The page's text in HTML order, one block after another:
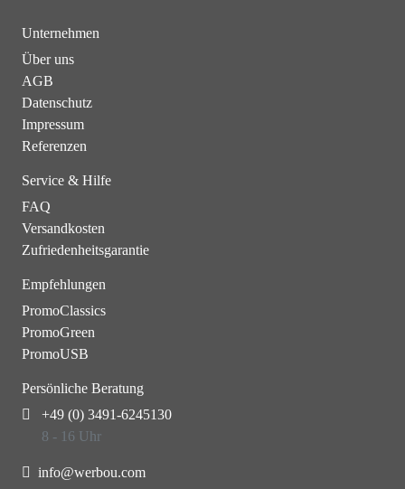
Unternehmen
Über uns
AGB
Datenschutz
Impressum
Referenzen
Service & Hilfe
FAQ
Versandkosten
Zufriedenheitsgarantie
Empfehlungen
PromoClassics
PromoGreen
PromoUSB
Persönliche Beratung
+49 (0) 3491-6245130
8 - 16 Uhr
info@werbou.com